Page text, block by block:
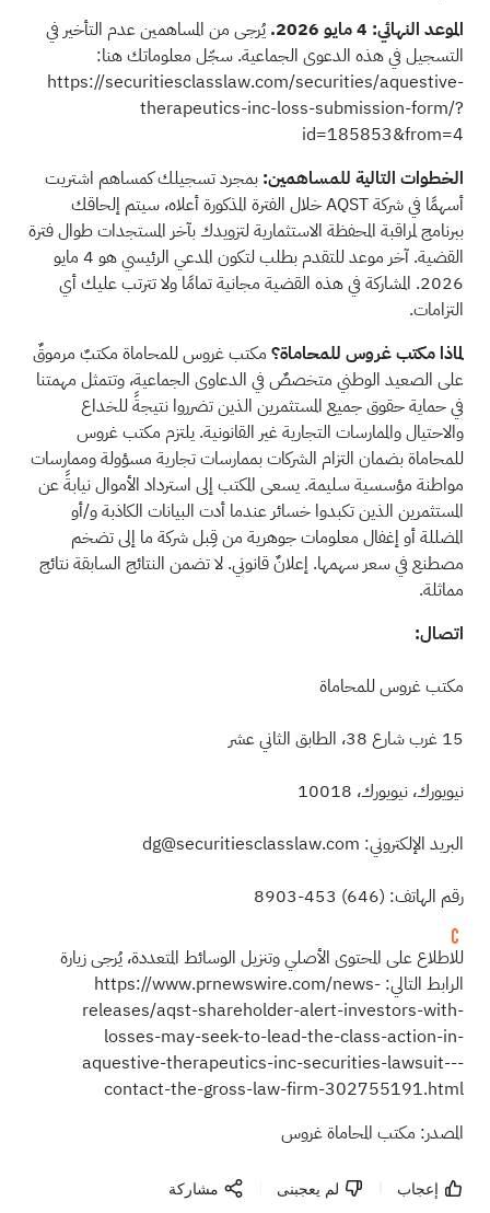
الموعد النهائي: 4 مايو 2026.
يُرجى من المساهمين عدم التأخير في
التسجيل في هذه الدعوى الجماعية. سجّل معلوماتك هنا:
https://securitiesclasslaw.com/securities/aquestive-
therapeutics-inc-loss-submission-form/?
id=185853&from=4
الخطوات التالية للمساهمين: بمجرد تسجيلك كمساهم اشتريت
أسهمًا في شركة AQST خلال الفترة المذكورة أعلاه، سيتم إلحاقك
ببرنامج لمراقبة المحفظة الاستثمارية لتزويدك بآخر المستجدات طوال فترة
القضية. آخر موعد للتقدم بطلب لتكون المدعي الرئيسي هو 4 مايو
2026. المشاركة في هذه القضية مجانية تمامًا ولا تترتب عليك أي
التزامات.
لماذا مكتب غروس للمحاماة؟مكتب غروس للمحاماة مكتبٌ مرموقٌ
على الصعيد الوطني متخصصٌ في الدعاوى الجماعية، وتتمثل مهمتنا
في حماية حقوق جميع المستثمرين الذين تضرروا نتيجةً للخداع
والاحتيالوالممارسات التجارية غير القانونية. يلتزم مكتب غروس
للمحاماة بضمان التزام الشركات بممارسات تجارية مسؤولة وممارسات
مواطنة مؤسسية سليمة. يسعى المكتب إلى استرداد الأموال نيابةً عن
المستثمرين الذين تكبدوا خسائر عندما أدت البيانات الكاذبة و/أو
المضللة أو إغفال معلومات جوهرية من قِبل شركة ما إلى تضخم
مصطنع في سعر سهمها. إعلانٌ قانوني. لا تضمن النتائج السابقة نتائج
مماثلة.
اتصال:
مكتب غروس للمحاماة
15 غرب شارع 38، الطابق الثاني عشر
نيويورك، نيويورك، 10018
البريد الإلكتروني: dg@securitiesclasslaw.com
رقم الهاتف: (646)
للاطلاع على المحتوى الأصلي وتنزيل الوسائط المتعددة، يُرجى زيارة
الرابط التالي: https://www.prnewswire.com/news-
releases/aqst-shareholder-alert-investors-with-
losses-may-seek-to-lead-the-class-action-in-
aquestive-therapeutics-inc-securities-lawsuit---
contact-the-gross-law-firm-302755191.html
المصدر: مكتب المحاماة غروس
إعجاب لم يعجبنى مشاركة